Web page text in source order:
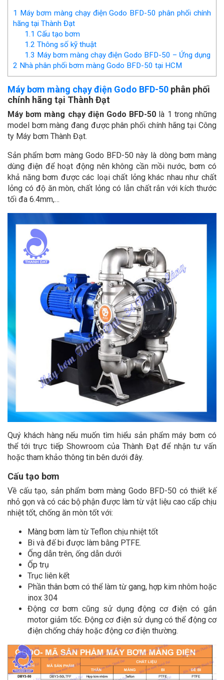
1 Máy bơm màng chạy điện Godo BFD-50 phân phối chính
hãng tại Thành Đạt
1.1 Cấu tạo bơm
1.2 Thông số kỹ thuật
1.3 Máy bơm màng chạy điện Godo BFD-50 – Ứng dụng
2 Nhà phân phối bơm màng Godo BFD-50 tại HCM
Máy bơm màng chạy điện Godo BFD-50 phân phối
chính hãng tại Thành Đạt
Máy bơm màng chạy điện Godo BFD-50 là 1 trong những
model bơm màng đang được phân phối chính hãng tại Công
ty Máy bơm Thành Đạt.
Sản phẩm bơm màng Godo BFD-50 này là dòng bơm màng
dùng điện để hoạt động nên không cần mồi nước, bơm có
khả năng bơm được các loại chất lỏng khác nhau như chất
lỏng có độ ăn mòn, chất lỏng có lẫn chất rắn với kích thước
tối đa 6.4mm,…
Quý khách hàng nếu muốn tìm hiểu sản phẩm máy bơm có
thể tới trực tiếp Showroom của Thành Đạt để nhận tư vấn
hoặc tham khảo thông tin bên dưới đây.
Cấu tạo bơm
Về cấu tạo, sản phẩm bơm màng Godo BFD-50 có thiết kế
nhỏ gọn và có các bộ phận được làm từ vật liệu cao cấp chịu
nhiệt tốt, chống ăn mòn tốt với:
Màng bơm làm từ Teflon chịu nhiệt tốt
Bi và đế bi được làm bằng PTFE.
Ống dẫn trên, ống dẫn dưới
Ốp trụ
Trục liên kết
Phần thân bơm có thể làm từ gang, hợp kim nhôm hoặc
inox 304
Động cơ bơm cũng sử dụng động cơ điện có gắn
motor giảm tốc. Động cơ điện sử dụng có thể động cơ
điện chống cháy hoặc động cơ điện thường.